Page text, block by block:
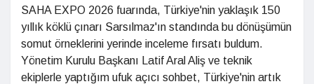
SAHA EXPO 2026 fuarında, Türkiye'nin yaklaşık 150
yıllık köklü çınarı Sarsılmaz'ın standında bu dönüşümün
somut örneklerini yerinde inceleme fırsatı buldum.
Yönetim Kurulu Başkanı Latif Aral Aliş ve teknik
ekiplerle yaptığım ufuk açıcı sohbet, Türkiye'nin artık